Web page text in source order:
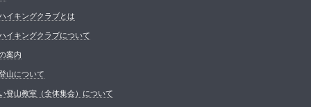
イキングクラブとは
イキングクラブについて
案内
山について
登山教室（全体集会）について